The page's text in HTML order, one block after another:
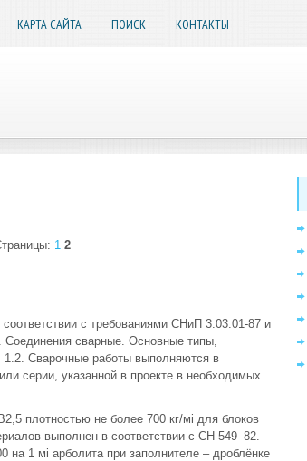
КАРТА САЙТА ПОИСК КОНТАКТЫ
1 2
с требованиями СНиП 3.03.01-87 и
Соединения сварные. Основные типы,
1.2. Сварочные работы выполняются в
серии, указанной в проекте в необходимых ...
плотностью не более 700 кг/мі для блоков
выполнен в соответствии с СН 549–82.
1 мі арболита при заполнителе – дроблёнке